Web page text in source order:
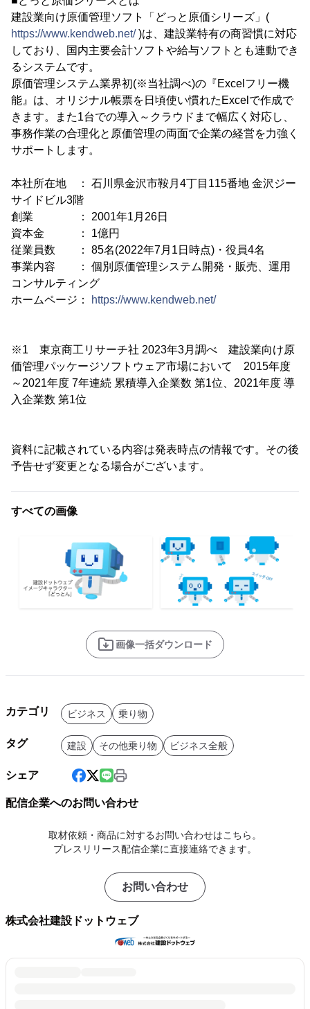
建設業向け原価管理ソフト「どっと原価シリーズ」(
https://www.kendweb.net/)は、建設業特有の商習慣に対応
しており、国内主要会計ソフトや給与ソフトとも連動でき
るシステムです。
原価管理システム業界初(※当社調べ)の『Excelフリー機
能』は、オリジナル帳票を日頃使い慣れたExcelで作成で
きます。また1台での導入～クラウドまで幅広く対応し、
事務作業の合理化と原価管理の両面で企業の経営を力強く
サポートします。
本社所在地 ： 石川県金沢市鞍月4丁目115番地 金沢ジー
サイドビル3階
創業 ： 2001年1月26日
資本金 ： 1億円
従業員数 ： 85名(2022年7月1日時点)・役員4名
事業内容 ： 個別原価管理システム開発・販売、運用
コンサルティング
ホームページ：
https://www.kendweb.net/
※1 東京商工リサーチ社 2023年3月調べ 建設業向け原
価管理パッケージソフトウェア市場において 2015年度
～2021年度 7年連続 累積導入企業数 第1位、2021年度 導
入企業数 第1位
資料に記載されている内容は発表時点の情報です。その後
予告せず変更となる場合がございます。
すべての画像
画像一括ダウンロード
カテゴリ ビジネス 乗り物
タグ 建設 その他乗り物 ビジネス全般
シェア
配信企業へのお問い合わせ
取材依頼・商品に対するお問い合わせはこちら。
プレスリリース配信企業に直接連絡できます。
お問い合わせ
株式会社建設ドットウェブ